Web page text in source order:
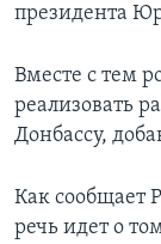
президента
Вместе с тем
реализовать
Донбассу,
Как сообщает
речь идет о